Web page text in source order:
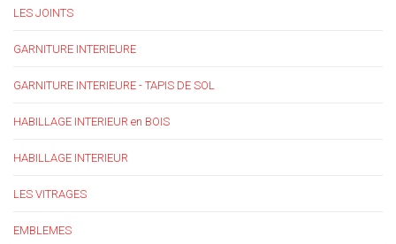
LES JOINTS
GARNITURE INTERIEURE
GARNITURE INTERIEURE - TAPIS DE SOL
HABILLAGE INTERIEUR en BOIS
HABILLAGE INTERIEUR
LES VITRAGES
EMBLEMES